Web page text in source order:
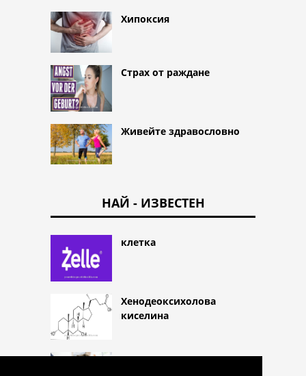
Хипоксия
Страх от раждане
Живейте здравословно
НАЙ - ИЗВЕСТЕН
клетка
Хенодеоксихолова
киселина
ацепромазинът